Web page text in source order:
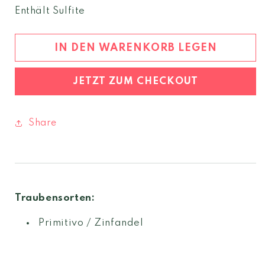
Menge
Neprica
Primitivo
2024
Neprica
Primitivo
2024
igt
Enthält Sulfite
IN DEN WARENKORB LEGEN
JETZT ZUM CHECKOUT
Share
Traubensorten:
Primitivo / Zinfandel